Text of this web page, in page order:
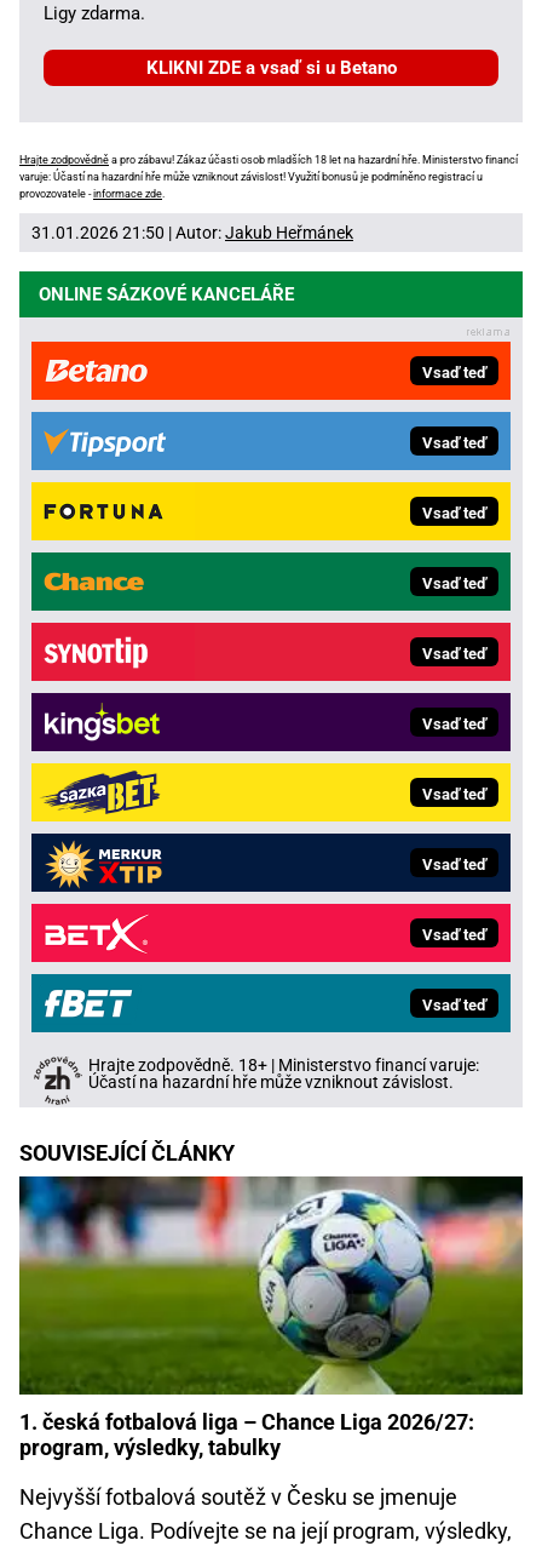
Ligy zdarma.
KLIKNI ZDE a vsaď si u Betano
Hrajte zodpovědně a pro zábavu! Zákaz účasti osob mladších 18 let na hazardní hře. Ministerstvo financí
varuje: Účastí na hazardní hře může vzniknout závislost! Využití bonusů je podmíněno registrací u
provozovatele -informace zde
31.01.2026 21:50 | Autor:Jakub Heřmánek
ONLINE SÁZKOVÉ KANCELÁŘE
Vsaď teď
Vsaď teď
Vsaď teď
Vsaď teď
Vsaď teď
Vsaď teď
Vsaď teď
Vsaď teď
Vsaď teď
Vsaď teď
Hrajte zodpovědně. 18+ | Ministerstvo financí varuje:
Účastí na hazardní hře může vzniknout závislost.
SOUVISEJÍCÍ ČLÁNKY
1. česká fotbalová liga – Chance Liga 2026/27:
program, výsledky, tabulky
Nejvyšší fotbalová soutěž v Česku se jmenuje
Chance Liga. Podívejte se na její program, výsledky,